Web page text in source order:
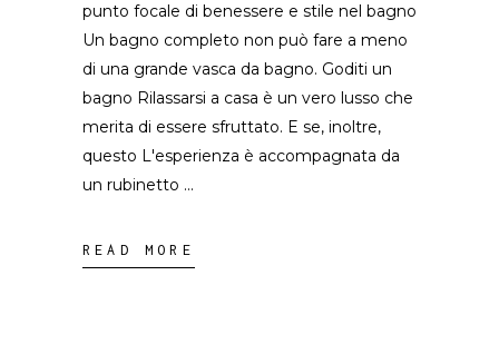
punto focale di benessere e stile nel bagno
Un bagno completo non può fare a meno
di una grande vasca da bagno. Goditi un
bagno Rilassarsi a casa è un vero lusso che
merita di essere sfruttato. E se, inoltre,
questo L'esperienza è accompagnata da
un rubinetto
READ MORE